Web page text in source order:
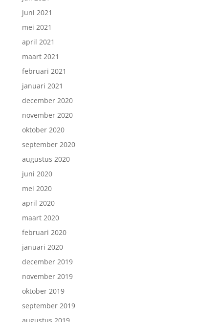
juni 2021
mei 2021
april 2021
maart 2021
februari 2021
januari 2021
december 2020
november 2020
oktober 2020
september 2020
augustus 2020
juni 2020
mei 2020
april 2020
maart 2020
februari 2020
januari 2020
december 2019
november 2019
oktober 2019
september 2019